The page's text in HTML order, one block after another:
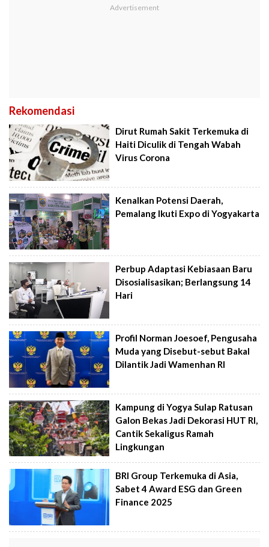
Rekomendasi
Dirut Rumah Sakit Terkemuka di
Haiti Diculik di Tengah Wabah
Virus Corona
Kenalkan Potensi Daerah,
Pemalang Ikuti Expo di Yogyakarta
Perbup Adaptasi Kebiasaan Baru
Disosialisasikan; Berlangsung 14
Hari
Profil Norman Joesoef, Pengusaha
Muda yang Disebut-sebut Bakal
Dilantik Jadi Wamenhan RI
Kampung di Yogya Sulap Ratusan
Galon Bekas Jadi Dekorasi HUT RI,
Cantik Sekaligus Ramah
Lingkungan
BRI Group Terkemuka di Asia,
Sabet 4 Award ESG dan Green
Finance 2025